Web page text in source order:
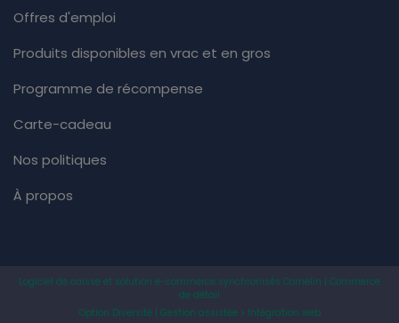
Offres d'emploi
Produits disponibles en vrac et en gros
Programme de récompense
Carte-cadeau
Nos politiques
À propos
Logiciel de caisse et solution e-commerce synchronisés Comelin | Commerce
de détail
Option Diversité | Gestion assistée > Intégration web